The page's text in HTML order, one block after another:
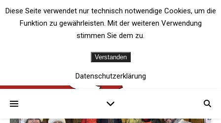
Diese Seite verwendet nur technisch notwendige Cookies, um die
Funktion zu gewährleisten. Mit der weiteren Verwendung
stimmen Sie dem zu.
Verstanden
Datenschutzerklärung